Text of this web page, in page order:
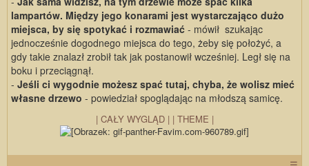
lampartów. Między jego konarami jest wystarczająco dużo
miejsca, by się spotykać i rozmawiać - mówił szukając
jednocześnie dogodnego miejsca do tego, żeby się położyć, a
gdy takie znalazł zrobił tak jak postanowił wcześniej. Legł się na
boku i przeciągnął.
- Jeśli ci wygodnie możesz spać tutaj, chyba, że wolisz mieć
własne drzewo - powiedział spoglądając na młodszą samicę.
| CAŁY WYGLĄD | | THEME |